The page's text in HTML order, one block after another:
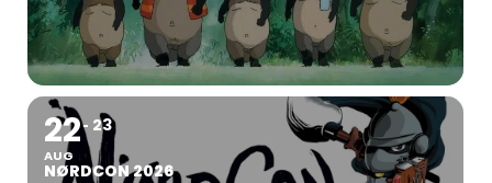
22
AUG
23
NØRDCON 2026